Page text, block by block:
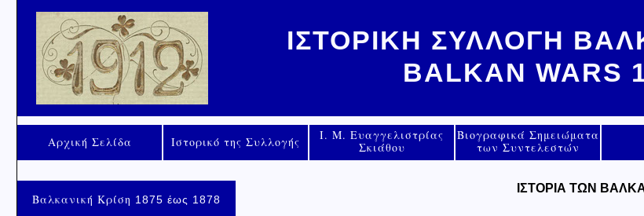
ΙΣΤΟΡΙΚΗ ΣΥΛΛΟΓΗ
BALKAN WARS
Αρχική Σελίδα Ιστορικό της Συλλογής
Ι. Μ. Ευαγγελιστρίας
Σκιάθου
Βιογραφικά Σημειώματα
των Συντελεστών
Βαλκανική Κρίση 1875 έως 1878
ΙΣΤΟΡΙΑ ΤΩΝ